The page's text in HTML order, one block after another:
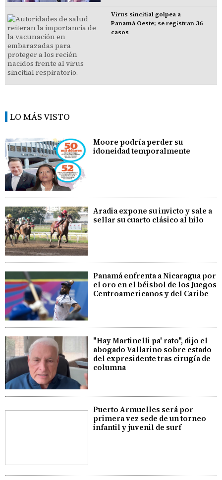
Virus sincitial golpea a
Panamá Oeste; se registran 36
casos
LO MÁS VISTO
Moore podría perder su
idoneidad temporalmente
Aradia expone su invicto y sale a
sellar su cuarto clásico al hilo
Panamá enfrenta a Nicaragua por
el oro en el béisbol de los Juegos
Centroamericanos y del Caribe
"Hay Martinelli pa' rato", dijo el
abogado Vallarino sobre estado
del expresidente tras cirugía de
columna
Puerto Armuelles será por
primera vez sede de un torneo
infantil y juvenil de surf